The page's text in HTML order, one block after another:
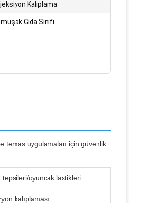
Kalıplama
Gıda Sınıfı
temas uygulamaları için güvenlik
tepsileri/oyuncak lastikleri
kalıplaması